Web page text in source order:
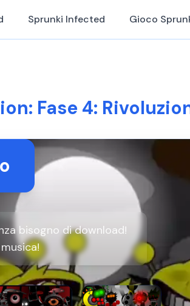
Sprunki Infected Gioco
Fase 4:
bisogno di download!